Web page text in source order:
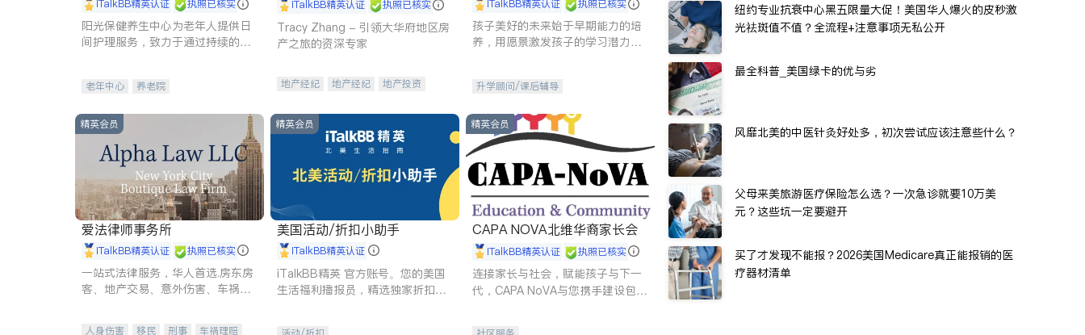
iTalkBB精英认证 执照已核实
阳光保健养生中心为老年人提供日
间护理服务，致力于通过持续的护
老年中心 养老院
iTalkBB精英认证 执照已核实
Tracy Zhang - 引领大华府地区房
产之旅的资深专家
地产经纪 地产经纪
地产投资
iTalkBB精英认证 执照已核实
孩子美好的未来始于早期能力的培
养，用愿景激发孩子的学习潜力和
升学顾问/课后辅导
精英会员
爱法律师事务所
iTalkBB精英认证 执照已核实
一站式法律服务，华人首选.房东房
客、地产交易、意外伤害、车祸重
人身伤害 移民 刑事
车祸理赔
精英会员
美国活动/折扣小助手
iTalkBB精英认证
iTalkBB精英 官方账号。您的美国
生活福利播报员，精选独家折扣、
精英会员
CAPA NOVA北维华裔家长会
iTalkBB精英认证 执照已核实
连接家长与社会，赋能孩子与下一
代，CAPA NoVA与您携手建设包
纽约专业抗衰中心黑五限量大促！美国华人爆火的皮秒激
光祛斑值不值？全流程+注意事项无私公开
最全科普_美国绿卡的优与劣
风靡北美的中医针灸好处多，初次尝试应该注意些什么？
父母来美旅游医疗保险怎么选？一次急诊就要10万美
元？这些坑一定要避开
买了才发现不能报？2026美国Medicare真正能报销的医
疗器材清单